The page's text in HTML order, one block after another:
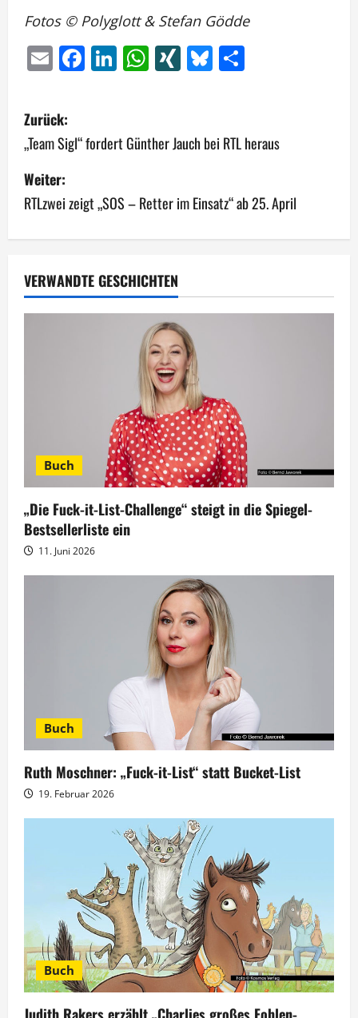
Fotos © Polyglott & Stefan Gödde
EmailFacebook
LinkedIn
WhatsApp
XINGBluesky
B
e
i
t
r
a
g
i
g
a
t
Zurück:
„Team Sigl“ fordert Günther Jauch bei RTL heraus
Weiter:
RTLzwei zeigt „SOS – Retter im Einsatz“ ab 25. April
VERWANDTE GESCHICHTEN
Buch
„Die Fuck-it-List-Challenge“ steigt in die Spiegel-
Bestsellerliste ein
11. Juni 2026
Buch
Ruth Moschner: „Fuck-it-List“ statt Bucket-List
19. Februar 2026
Buch